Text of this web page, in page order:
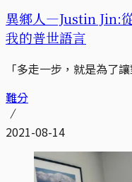
異鄉人—Justin Jin:
我的普世語言
「多走一步，就是為了
難分
2021-08-14